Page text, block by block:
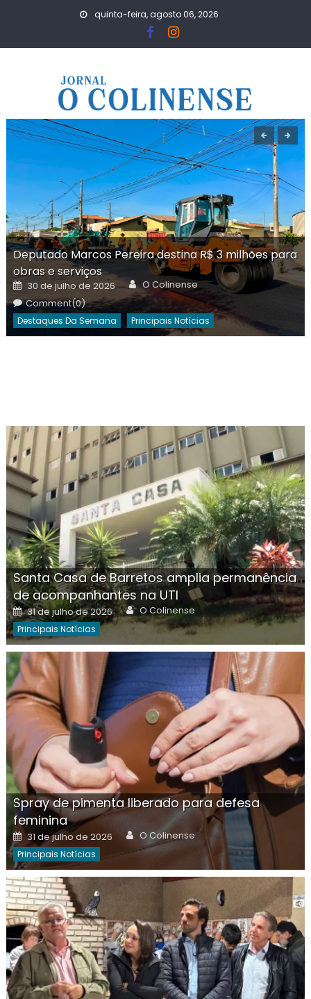
quinta-feira, agosto 06, 2026
Deputado Marcos Pereira destina R$ 3 milhões para
obras e serviços
Posted
on
30 de julho de 2026 Author
O Colinense
Comment(0)
Destaques Da Semana Principais Notícias
Santa Casa de Barretos amplia permanência
de acompanhantes na UTI
Posted
on
31 de julho de 2026 Author
O Colinense
Principais Notícias
Spray de pimenta liberado para defesa
feminina
Posted
on
31 de julho de 2026 Author
O Colinense
Principais Notícias